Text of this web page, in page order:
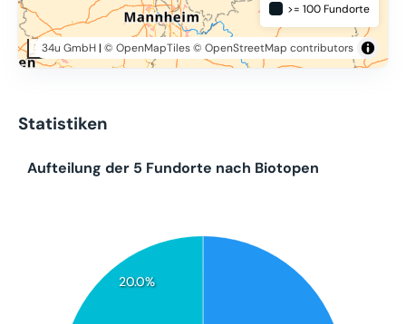
50 km
34u GmbH| © OpenMapTiles© OpenStreetMap contributors
>= 100 Fundorte
Statistiken
20.0%
Aufteilung der 5 Fundorte nach Biotopen